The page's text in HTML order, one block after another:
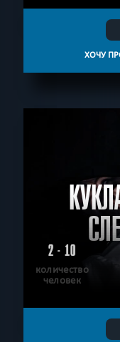
ХОЧУ
2 - 10
количество
человек